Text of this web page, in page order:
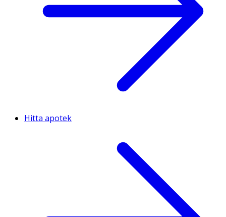
Hitta apotek